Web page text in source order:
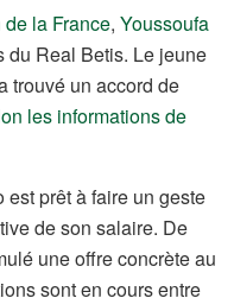
la France, Youssoufa
du Real Betis. Le jeune
trouvé un accord de
les informations de
est prêt à faire un geste
de son salaire. De
une offre concrète au
sont en cours entre